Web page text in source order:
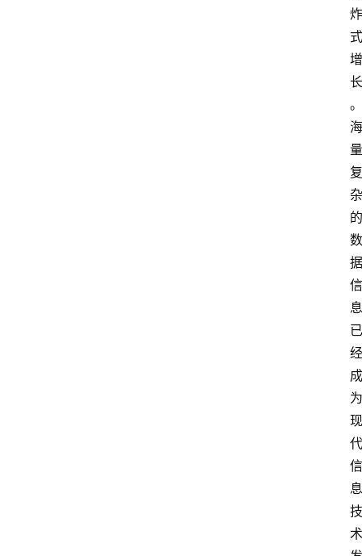
炸
式
增
长
。
海
量
复
杂
的
数
据
信
息
已
经
成
为
现
代
信
息
技
术